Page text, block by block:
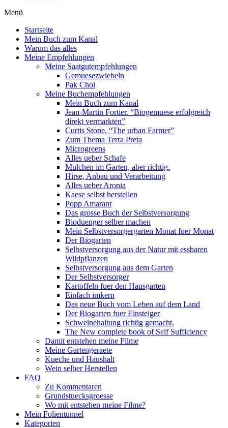
Menü
Startseite
Mein Buch zum Kanal
Warum das alles
Meine Empfehlungen
Meine Saatgutempfehlungen
Gemuesezwiebeln
Pak Choi
Meine Buchempfehlungen
Mein Buch zum Kanal
Jean-Martin Fortier. “Biogemuese erfolgreich
direkt vermarkten”
Curtis Stone, “The urban Farmer”
Zum Thema Terra Preta
Microgreens
Alles ueber Schafe
Mulchen im Garten, aber richtig.
Hirse, Anbau und Verarbeitung
Alles ueber Aronia
Kaese selbst herstellen
Popp Amarant
Das grosse Buch der Selbstversorgung
Bioduenger selber machen
Mein Selbstversorgergarten Monat fuer Monat
Der Biogarten
Selbstversorgung aus der Natur mit essbaren
Wildpflanzen
Selbstversorgung aus dem Garten
Der Selbstversorger
Kartoffeln fuer den Hausgarten
Einfach imkern
Das neue Buch vom Leben auf dem Land
Der Biogarten fuer Einsteiger
Schweinehaltung richtig gemacht.
The New complete book of Self Sufficiency
Damit entstehen meine Filme
Meine Gartengeraete
Kueche und Haushalt
Wein selber Herstellen
FAQ
Zu Kommentaren
Grundstuecksgroesse
Wo mit entstehen meine Filme?
Mein Folientunnel
Kategorien